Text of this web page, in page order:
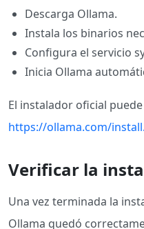
Descarga Ollama.
Instala los binarios
Configura el servicio
Inicia Ollama
El instalador oficial
https://ollama.com/
Verificar la
Una vez terminada la
Ollama quedó